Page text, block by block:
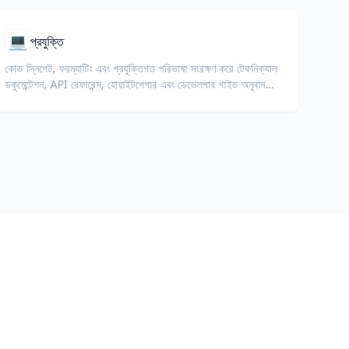
💻 প্রযুক্তি
কোড স্নিপেট, ফরম্যাটিং এবং প্রযুক্তিগত পরিভাষা সংরক্ষণ করে টেকনিক্যাল
ডকুমেন্টেশন, API রেফারেন্স, হোয়াইটপেপার এবং ডেভেলপার গাইড অনুবাদ